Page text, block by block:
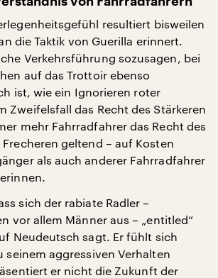
resultiert bisweilen
die Taktik von Guerilla erinnert.
Verkehrsführung sozusagen, bei
auf das Trottoir ebenso
ist, wie ein Ignorieren roter
Zweifelsfall das Recht des Stärkeren
mehr Fahrradfahrer das Recht des
geltend – auf Kosten
als auch anderer Fahrradfahrer
sich der rabiate Radler –
vor allem Männer aus – „entitled“
Neudeutsch sagt. Er fühlt sich
seinem aggressiven Verhalten
er nicht die Zukunft der